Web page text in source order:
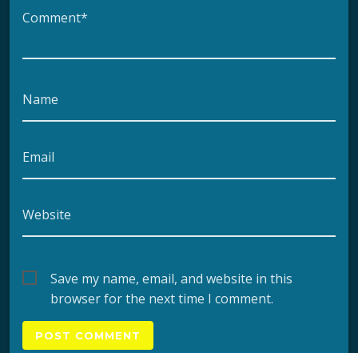
Comment*
Name
Email
Website
Save my name, email, and website in this
browser for the next time I comment.